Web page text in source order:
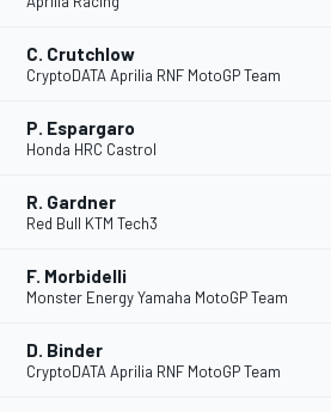
C. Crutchlow
CryptoDATA Aprilia RNF MotoGP Team
P. Espargaro
Honda HRC Castrol
R. Gardner
Red Bull KTM Tech3
F. Morbidelli
Monster Energy Yamaha MotoGP Team
D. Binder
CryptoDATA Aprilia RNF MotoGP Team